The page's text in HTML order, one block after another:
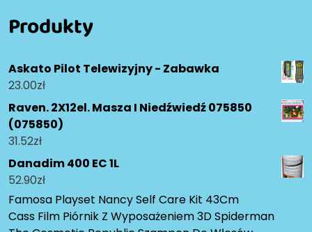
Produkty
Askato Pilot Telewizyjny - Zabawka
23.00zł
Raven. 2X12el. Masza I Niedźwiedź 075850
(075850)
31.52zł
Danadim 400 EC 1L
52.90zł
Famosa Playset Nancy Self Care Kit 43Cm
Cass Film Piórnik Z Wyposażeniem 3D Spiderman